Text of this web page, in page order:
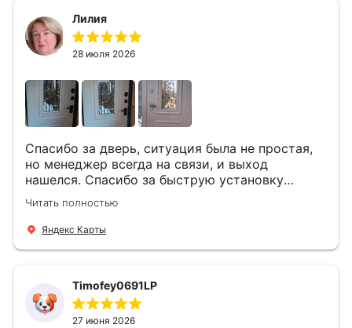
Лилия
28 июля 2026
Спасибо за дверь, ситуация была не простая,
но менеджер всегда на связи, и выход
нашелся. Спасибо за быструю установку
Роману, один и привёз, и установил. Надеюсь,
что дверь нам долго послужит
Читать полностью
Яндекс Карты
Timofey0691LP
27 июня 2026